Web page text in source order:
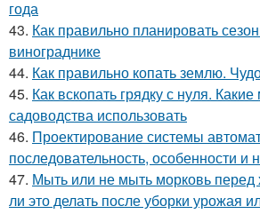
года
43. Как правильно планировать
винограднике
44. Как правильно копать землю.
45. Как вскопать грядку с нуля.
садоводства использовать
46. Проектирование системы
последовательность, особенности
47. Мыть или не мыть морковь
ли это делать после уборки урожая